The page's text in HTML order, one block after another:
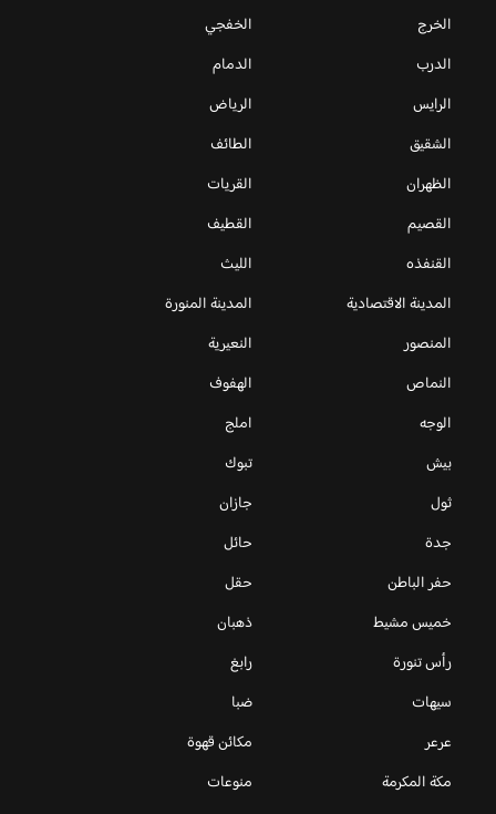
الخرج
الخفجي
الدرب
الدمام
الرايس
الرياض
الشقيق
الطائف
الظهران
القريات
القصيم
القطيف
القنفذه
الليث
المدينة الاقتصادية
المدينة المنورة
المنصور
النعيرية
النماص
الهفوف
الوجه
املج
بيش
تبوك
ثول
جازان
جدة
حائل
حفر الباطن
حقل
خميس مشيط
ذهبان
رأس تنورة
رابغ
سيهات
ضبا
عرعر
مكائن قهوة
مكة المكرمة
منوعات